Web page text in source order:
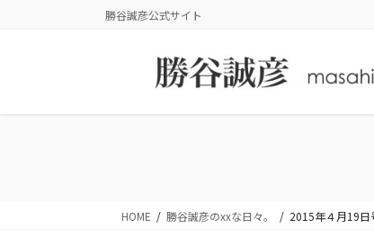
勝谷誠彦公式サイト
HOME 勝谷誠彦のxxな日々。 2015年４月19日